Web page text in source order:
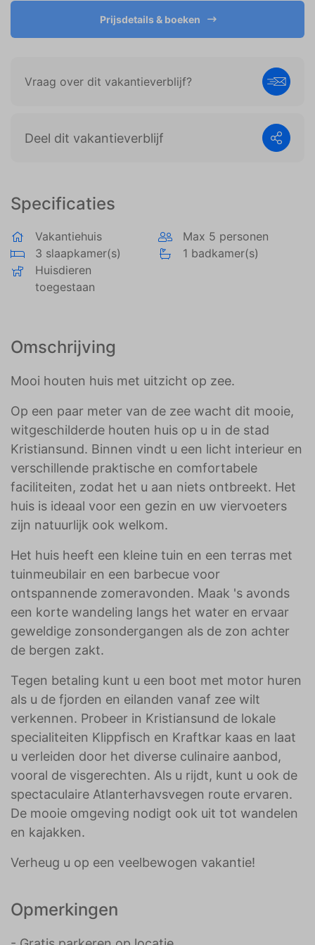
Specificaties
Vakantiehuis
Max 5 personen
3 slaapkamer(s)
1 badkamer(s)
Huisdieren
toegestaan
Omschrijving
Mooi houten huis met uitzicht op zee.
Op een paar meter van de zee wacht dit mooie,
witgeschilderde houten huis op u in de stad
Kristiansund. Binnen vindt u een licht interieur en
verschillende praktische en comfortabele
faciliteiten, zodat het u aan niets ontbreekt. Het
huis is ideaal voor een gezin en uw viervoeters
zijn natuurlijk ook welkom.
Het huis heeft een kleine tuin en een terras met
tuinmeubilair en een barbecue voor
ontspannende zomeravonden. Maak 's avonds
een korte wandeling langs het water en ervaar
geweldige zonsondergangen als de zon achter
de bergen zakt.
Tegen betaling kunt u een boot met motor huren
als u de fjorden en eilanden vanaf zee wilt
verkennen. Probeer in Kristiansund de lokale
specialiteiten Klippfisch en Kraftkar kaas en laat
u verleiden door het diverse culinaire aanbod,
vooral de visgerechten. Als u rijdt, kunt u ook de
spectaculaire Atlanterhavsvegen route ervaren.
De mooie omgeving nodigt ook uit tot wandelen
en kajakken.
Verheug u op een veelbewogen vakantie!
Opmerkingen
Prijsdetails & boeken
Vraag over dit vakantieverblijf?
Deel dit vakantieverblijf
weergeven die zijn afgestemd op en relevant zijn
voor de individuele gebruiker. Deze advertenties